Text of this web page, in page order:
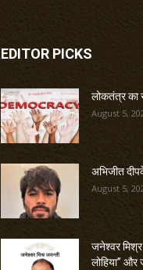
EDITOR PICKS
लोकतंत्र
August 5,
अभिजीत
August 5,
जनेश्वर
लोहिया” और